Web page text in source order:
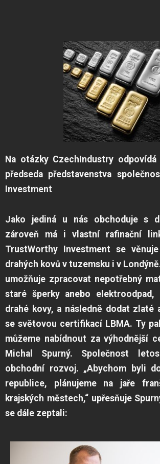
Na otázky CzechIndustry odpovídá
předseda představenstva
Investment
Jako jediná u nás obchoduje s
zároveň má i vlastní rafinační
TrustWorthy Investment se
drahých kovů v tuzemsku i v
umožňuje zpracovat nepotřebný
staré šperky anebo elektroodpad,
drahé kovy, a následně dodat zlaté
se světovou certifikací LBMA. Ty
můžeme nabídnout za výhodnější
Michal Spurný. Společnost
obchodní rozvoj. „Abychom byli
republice, plánujeme na jaře
krajských městech,“ upřesňuje
se dále zeptali: